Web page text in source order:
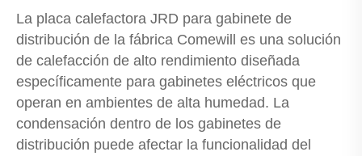
La placa calefactora JRD para gabinete de
distribución de la fábrica Comewill es una solución
de calefacción de alto rendimiento diseñada
específicamente para gabinetes eléctricos que
operan en ambientes de alta humedad. La
condensación dentro de los gabinetes de
distribución puede afectar la funcionalidad del